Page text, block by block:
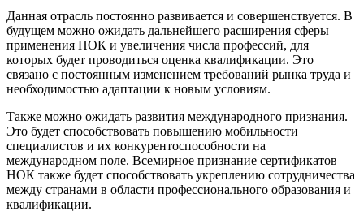
Данная отрасль постоянно развивается и совершенствуется. В
будущем можно ожидать дальнейшего расширения сферы
применения НОК и увеличения числа профессий, для
которых будет проводиться оценка квалификации. Это
связано с постоянным изменением требований рынка труда и
необходимостью адаптации к новым условиям.
Также можно ожидать развития международного признания.
Это будет способствовать повышению мобильности
специалистов и их конкурентоспособности на
международном поле. Всемирное признание сертификатов
НОК также будет способствовать укреплению сотрудничества
между странами в области профессионального образования и
квалификации.